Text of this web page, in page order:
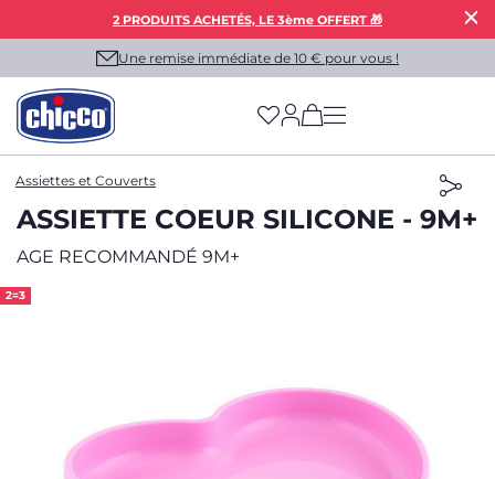
2 PRODUITS ACHETÉS, LE 3ème OFFERT 🎁
Une remise immédiate de 10 € pour vous !
(has more options
Assiettes et Couverts
ASSIETTE COEUR SILICONE - 9M+
AGE RECOMMANDÉ 9M+
2=3